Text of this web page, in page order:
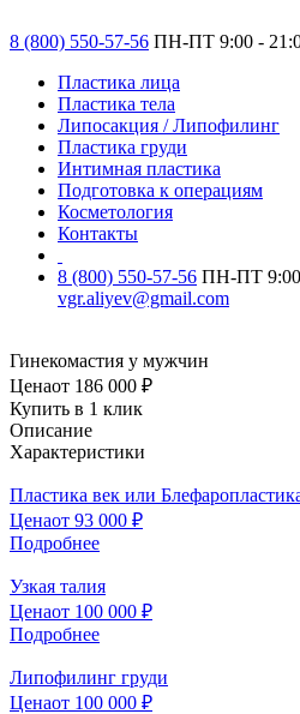
8 (800) 550-57-56 ПН-ПТ 9:00 -
Пластика лица
Пластика тела
Липосакция / Липофилинг
Пластика груди
Интимная пластика
Подготовка к операциям
Косметология
Контакты
8 (800) 550-57-56 ПН-ПТ 9:00
vgr.aliyev@gmail.com
Гинекомастия у мужчин
Ценаот 186 000 ₽
Купить в 1 клик
Описание
Характеристики
Пластика век или
Ценаот 93 000 ₽
Подробнее
Узкая талия
Ценаот 100 000 ₽
Подробнее
Липофилинг груди
Ценаот 100 000 ₽